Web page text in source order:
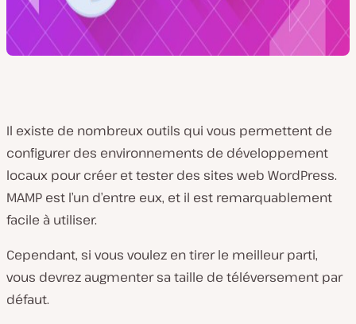
Il existe de nombreux outils qui vous permettent de
configurer des environnements de développement
locaux pour créer et tester des sites web WordPress.
MAMP est l’un d’entre eux, et il est remarquablement
facile à utiliser.
Cependant, si vous voulez en tirer le meilleur parti,
vous devrez augmenter sa taille de téléversement par
défaut.